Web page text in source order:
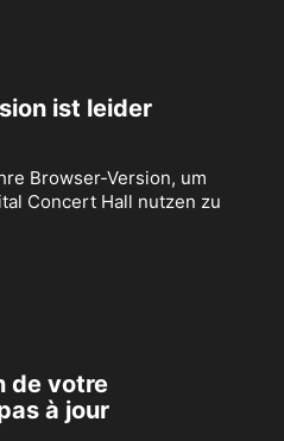
ist leider
Browser-Version, um
Concert Hall nutzen zu
de votre
à jour